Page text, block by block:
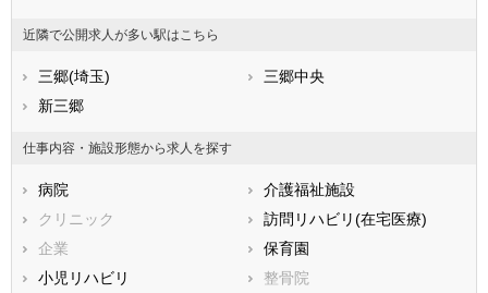
福岡県
佐賀県
熊本県
鹿児島県
市部
川越市
熊谷市
川口市
本庄市
東松山市
春日部市
狭山市
羽生市
鴻巣市
深谷市
上尾市
近隣で公開求人が多い駅はこちら
三郷(埼玉)
三郷中央
新三郷
仕事内容・施設形態から求人を探す
病院
介護福祉施設
クリニック
訪問リハビリ(在宅医療)
企業
保育園
小児リハビリ
整骨院